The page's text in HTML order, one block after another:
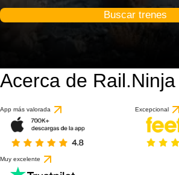
Buscar trenes
Acerca de Rail.Ninja
App más valorada Excepcional
Muy excelente